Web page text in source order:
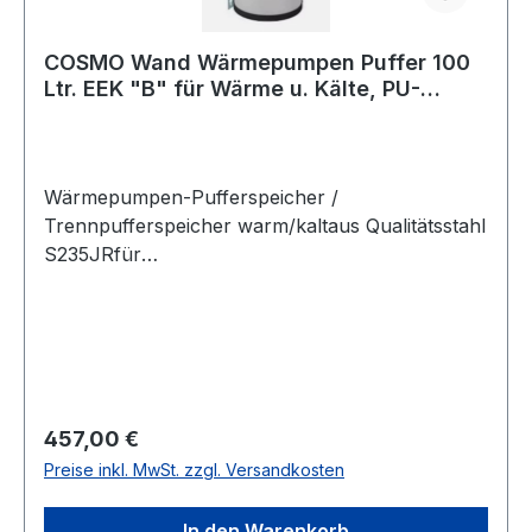
COSMO Wand Wärmepumpen Puffer 100
Ltr. EEK "B" für Wärme u. Kälte, PU-
Wärmepumpen-Pufferspeicher /
Trennpufferspeicher warm/kaltaus Qualitätsstahl
S235JRfür
rkleidung ausweissem PVC-
Mantel.AusrüstungNenninhalt: 100 lMaximaler
Betriebsdruck: 4 barMin. Betriebstemperatur:
+5°CMax. Betriebstemperatur: +95°CEEK:
Regulärer Preis:
457,00 €
Preise inkl. MwSt. zzgl. Versandkosten